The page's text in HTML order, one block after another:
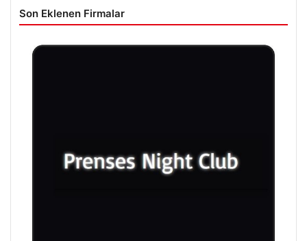
Son Eklenen Firmalar